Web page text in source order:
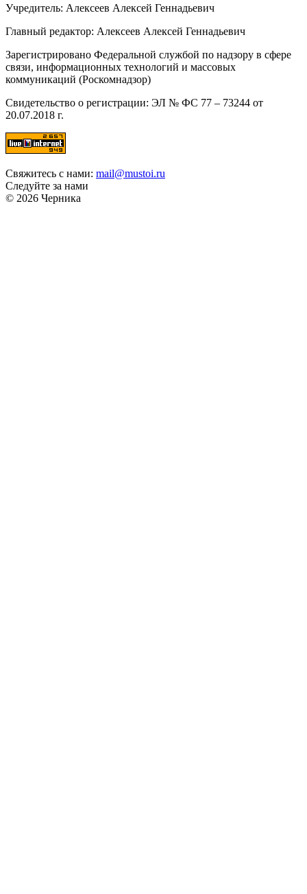
Учредитель: Алексеев Алексей Геннадьевич
Главный редактор: Алексеев Алексей Геннадьевич
Зарегистрировано Федеральной службой по надзору в сфере
связи, информационных технологий и массовых
коммуникаций (Роскомнадзор)
Свидетельство о регистрации: ЭЛ № ФС 77 – 73244 от
20.07.2018 г.
Свяжитесь с нами: mail@mustoi.ru
Следуйте за нами
© 2026 Черника